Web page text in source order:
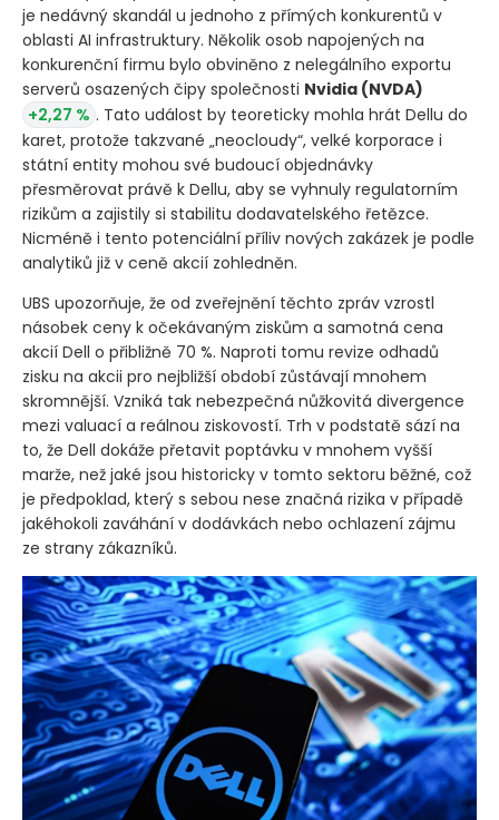
je nedávný skandál u jednoho z přímých konkurentů v
oblasti AI infrastruktury. Několik osob napojených na
konkurenční firmu bylo obviněno z nelegálního exportu
serverů osazených čipy společnosti Nvidia (NVDA)
+2,27 % . Tato událost by teoreticky mohla hrát Dellu do
karet, protože takzvané „neocloudy“, velké korporace i
státní entity mohou své budoucí objednávky
přesměrovat právě k Dellu, aby se vyhnuly regulatorním
rizikům a zajistily si stabilitu dodavatelského řetězce.
Nicméně i tento potenciální příliv nových zakázek je podle
analytiků již v ceně akcií zohledněn.
UBS upozorňuje, že od zveřejnění těchto zpráv vzrostl
násobek ceny k očekávaným ziskům a samotná cena
akcií Dell o přibližně 70 %. Naproti tomu revize odhadů
zisku na akcii pro nejbližší období zůstávají mnohem
skromnější. Vzniká tak nebezpečná nůžkovitá divergence
mezi valuací a reálnou ziskovostí. Trh v podstatě sází na
to, že Dell dokáže přetavit poptávku v mnohem vyšší
marže, než jaké jsou historicky v tomto sektoru běžné, což
je předpoklad, který s sebou nese značná rizika v případě
jakéhokoli zaváhání v dodávkách nebo ochlazení zájmu
ze strany zákazníků.